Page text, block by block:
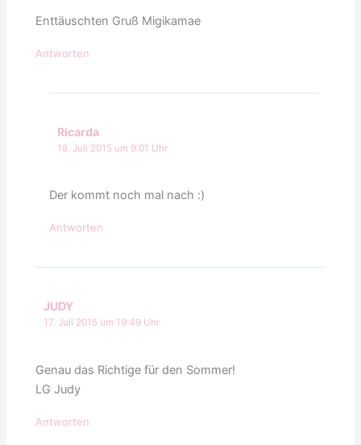
Enttäuschten Gruß Migikamae
Antworten
Ricarda
18. Juli 2015 um 9:01 Uhr
Der kommt noch mal nach :)
Antworten
JUDY
17. Juli 2015 um 19:49 Uhr
Genau das Richtige für den Sommer!
LG Judy
Antworten